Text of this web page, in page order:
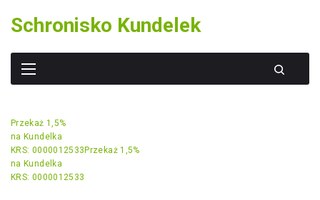
content
Schronisko Kundelek
Przekaż 1,5%
na Kundelka
KRS: 0000012533 Przekaż 1,5%
na Kundelka
KRS: 0000012533